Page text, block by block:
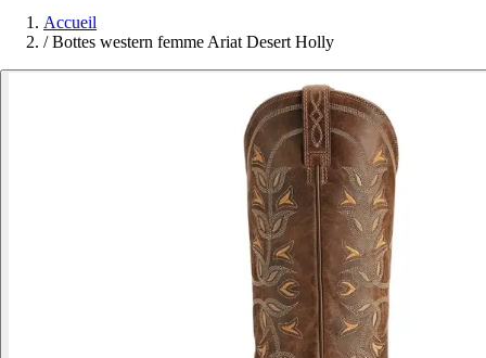
Accueil
/ Bottes western femme Ariat Desert Holly